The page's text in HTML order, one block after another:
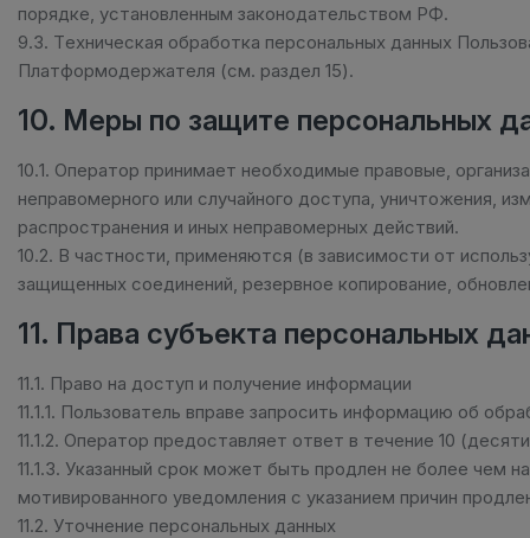
порядке, установленным законодательством РФ.
9.3. Техническая обработка персональных данных
Платформодержателя (см. раздел 15).
10. Меры по защите персональных
10.1. Оператор принимает необходимые правовые,
неправомерного или случайного доступа, уничтожения,
распространения и иных неправомерных действий.
10.2. В частности, применяются (в зависимости от
защищенных соединений, резервное копирование,
11. Права субъекта персональных
11.1. Право на доступ и получение информации
11.1.1. Пользователь вправе запросить информацию об
11.1.2. Оператор предоставляет ответ в течение 10
11.1.3. Указанный срок может быть продлен не более чем
мотивированного уведомления с указанием причин
11.2. Уточнение персональных данных